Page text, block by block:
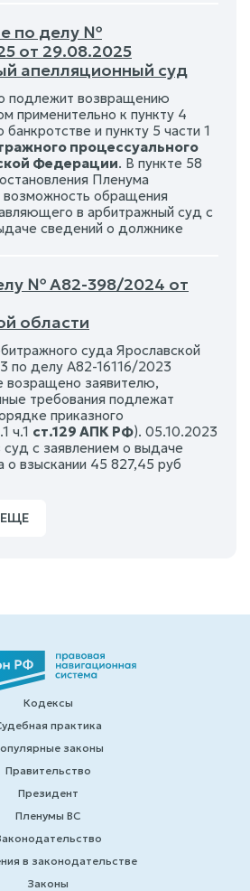
по делу №
от 29.08.2025
апелляционный суд
подлежит возвращению
применительно к пункту 4
и пункту 5 части 1
процессуального
Федерации. В пункте 58
Пленума
возможность обращения
в арбитражный суд с
сведений о должнике
№ А82-398/2024 от
области
суда Ярославской
по делу А82-16116/2023
возращено заявителю,
требования подлежат
приказного
ч.1 ст.129 АПК РФ). 05.10.2023
суд с заявлением о выдаче
о взыскании 45 827,45 руб
Кодексы
практика
законы
Правительство
Президент
Пленумы ВС
в законодательстве
Законы